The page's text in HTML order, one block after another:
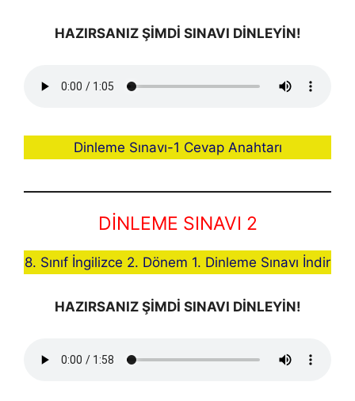
HAZIRSANIZ ŞİMDİ SINAVI DİNLEYİN!
Dinleme Sınavı-1 Cevap Anahtarı
DİNLEME SINAVI 2
8. Sınıf İngilizce 2. Dönem 1. Dinleme Sınavı İndir
HAZIRSANIZ ŞİMDİ SINAVI DİNLEYİN!